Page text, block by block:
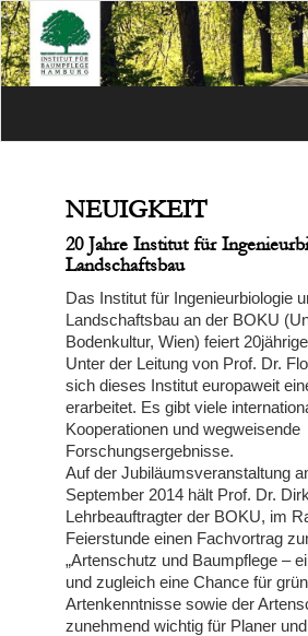
NEUIGKEIT
20 Jahre Institut für
Landschaftsbau
Das Institut für Ingenieurbiologie
Landschaftsbau an der BOKU
Bodenkultur, Wien) feiert
Unter der Leitung von Prof. Dr.
sich dieses Institut europaweit
erarbeitet. Es gibt viele
Kooperationen und wegweisende
Forschungsergebnisse.
Auf der Jubiläumsveranstaltung
September 2014 hält Prof. Dr.
Lehrbeauftragter der BOKU, im
Feierstunde einen Fachvortrag
„Artenschutz und Baumpflege –
und zugleich eine Chance für
Artenkenntnisse sowie der
zunehmend wichtig für Planer